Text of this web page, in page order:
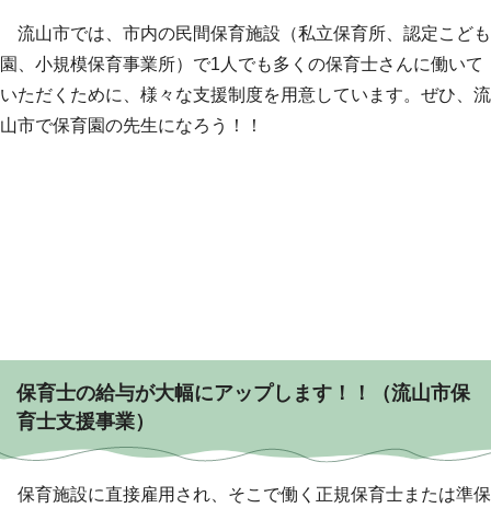
流山市では、市内の民間保育施設（私立保育所、認定こども
園、小規模保育事業所）で1人でも多くの保育士さんに働いて
いただくために、様々な支援制度を用意しています。ぜひ、流
山市で保育園の先生になろう！！
保育士の給与が大幅にアップします！！（流山市保
育士支援事業）
保育施設に直接雇用され、そこで働く正規保育士または準保